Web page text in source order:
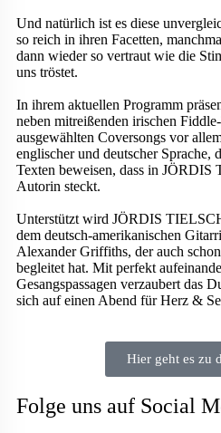
Und natürlich ist es diese
so reich in ihren Facetten,
dann wieder so vertraut wie die
uns tröstet.
In ihrem aktuellen Programm
neben mitreißenden irischen
ausgewählten Coversongs vor
englischer und deutscher Sprache,
Texten beweisen, dass in
Autorin steckt.
Unterstützt wird JÖRDIS
dem deutsch-amerikanischen
Alexander Griffiths, der auch
begleitet hat. Mit perfekt
Gesangspassagen verzaubert das
sich auf einen Abend für Herz &
Hier geht es zu
Folge uns auf Social